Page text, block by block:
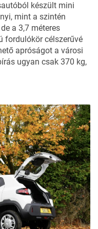
készült mini
mint a szintén
de a 3,7 méteres
fordulókör célszerűvé
apróságot a városi
ugyan csak 370 kg,